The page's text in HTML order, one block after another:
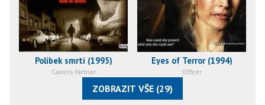
Polibek smrti (1995)
Calvin's Partner
Eyes of Terror (1994)
Officer
ZOBRAZIT VŠE (29)